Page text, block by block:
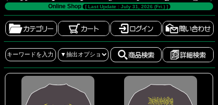
Online Shop [ Last Update : July 31, 2026 (Fri.) ]